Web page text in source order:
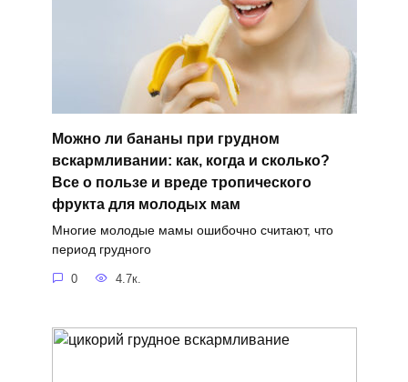
Можно ли бананы при грудном
вскармливании: как, когда и сколько?
Все о пользе и вреде тропического
фрукта для молодых мам
Многие молодые мамы ошибочно считают, что
период грудного
0 4.7к.